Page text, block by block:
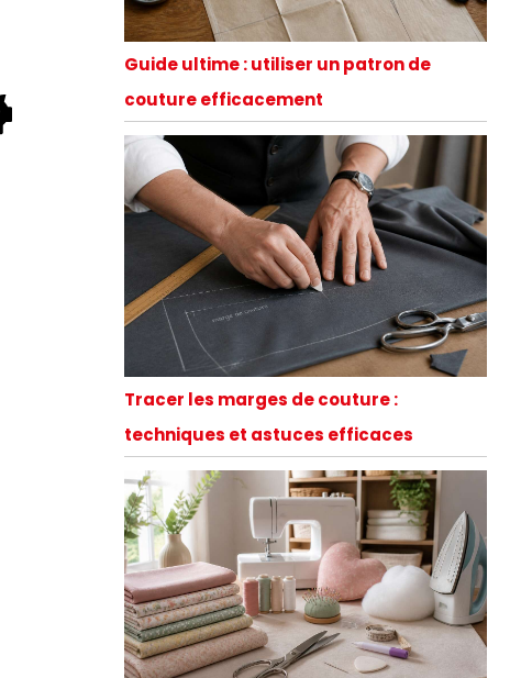
Guide ultime : utiliser un patron de
couture efficacement
Tracer les marges de couture :
techniques et astuces efficaces